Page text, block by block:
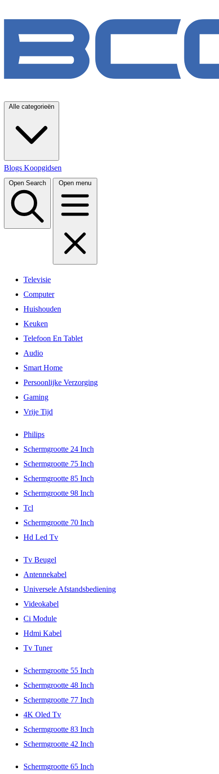
Alle categorieën
Blogs Koopgidsen
Open Search Open menu
Televisie
Computer
Huishouden
Keuken
Telefoon En Tablet
Audio
Smart Home
Persoonlijke Verzorging
Gaming
Vrije Tijd
Philips
Schermgrootte 24 Inch
Schermgrootte 75 Inch
Schermgrootte 85 Inch
Schermgrootte 98 Inch
Tcl
Schermgrootte 70 Inch
Hd Led Tv
Tv Beugel
Antennekabel
Universele Afstandsbediening
Videokabel
Ci Module
Hdmi Kabel
Tv Tuner
Schermgrootte 55 Inch
Schermgrootte 48 Inch
Schermgrootte 77 Inch
4K Oled Tv
Schermgrootte 83 Inch
Schermgrootte 42 Inch
Schermgrootte 65 Inch